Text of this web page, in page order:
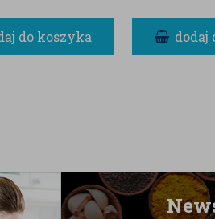
do koszyka dodaj